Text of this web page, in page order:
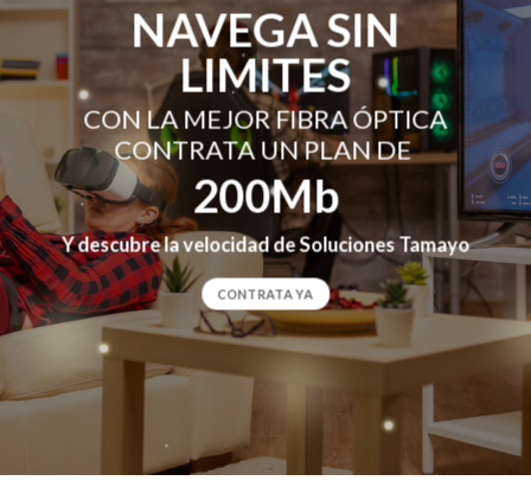
NAVEGA SIN
LIMITES
CON LA MEJOR FIBRA ÓPTICA
CONTRATA UN PLAN DE
200Mb
Y descubre la velocidad de Soluciones Tamayo
CONTRATA YA